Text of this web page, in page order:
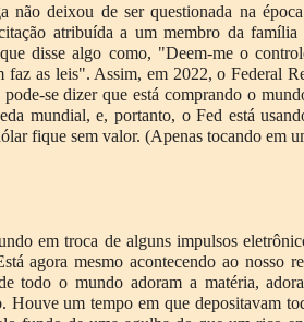
não deixou de ser questionada na
atribuída a um membro da
disse algo como, "Deem-me o
faz as leis". Assim, em 2022, o Federal
se dizer que está comprando o
mundial, e, portanto, o Fed está
fique sem valor. (Apenas tocando em
em troca de alguns impulsos
agora mesmo acontecendo ao nosso
todo o mundo adoram a matéria,
Houve um tempo em que depositavam